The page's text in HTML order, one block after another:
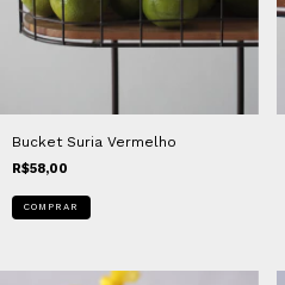
Bucket Suria Vermelho
R$58,00
COMPRAR